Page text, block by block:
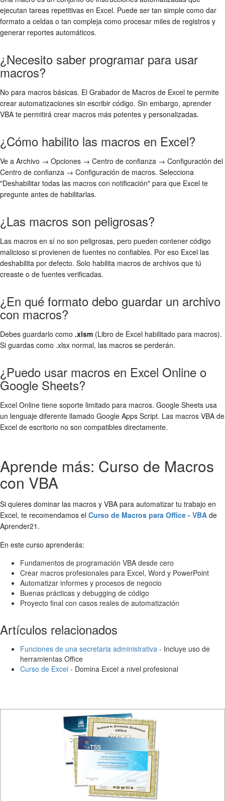
ejecutan tareas repetitivas en Excel. Puede ser tan simple como dar
formato a celdas o tan compleja como procesar miles de registros y
generar reportes automáticos.
¿Necesito saber programar para usar
macros?
No para macros básicas. El Grabador de Macros de Excel te permite
crear automatizaciones sin escribir código. Sin embargo, aprender
VBA te permitirá crear macros más potentes y personalizadas.
¿Cómo habilito las macros en Excel?
Ve a Archivo → Opciones → Centro de confianza → Configuración del
Centro de confianza → Configuración de macros. Selecciona
"Deshabilitar todas las macros con notificación" para que Excel te
pregunte antes de habilitarlas.
¿Las macros son peligrosas?
Las macros en sí no son peligrosas, pero pueden contener código
malicioso si provienen de fuentes no confiables. Por eso Excel las
deshabilita por defecto. Solo habilita macros de archivos que tú
creaste o de fuentes verificadas.
¿En qué formato debo guardar un archivo
con macros?
Debes guardarlo como .xlsm (Libro de Excel habilitado para macros).
Si guardas como .xlsx normal, las macros se perderán.
¿Puedo usar macros en Excel Online o
Google Sheets?
Excel Online tiene soporte limitado para macros. Google Sheets usa
un lenguaje diferente llamado Google Apps Script. Las macros VBA de
Excel de escritorio no son compatibles directamente.
Aprende más: Curso de Macros
con VBA
Si quieres dominar las macros y VBA para automatizar tu trabajo en
Excel, te recomendamos el Curso de Macros para Office - VBA de
Aprender21.
En este curso aprenderás:
Fundamentos de programación VBA desde cero
Crear macros profesionales para Excel, Word y PowerPoint
Automatizar informes y procesos de negocio
Buenas prácticas y debugging de código
Proyecto final con casos reales de automatización
Artículos relacionados
Funciones de una secretaria administrativa - Incluye uso de
herramientas Office
Curso de Excel - Domina Excel a nivel profesional